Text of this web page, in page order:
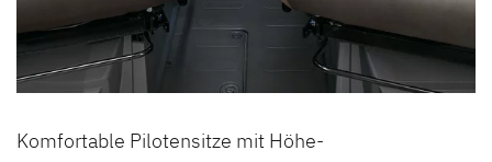
Komfortable Pilotensitze mit Höhe-